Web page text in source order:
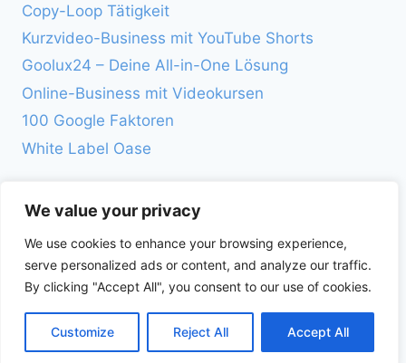
We value your privacy
We use cookies to enhance your browsing experience,
serve personalized ads or content, and analyze our traffic.
By clicking "Accept All", you consent to our use of cookies.
Customize Reject All Accept All
Copy-Loop Tätigkeit
Kurzvideo-Business mit YouTube Shorts
Goolux24 – Deine All-in-One Lösung
Online-Business mit Videokursen
100 Google Faktoren
White Label Oase
© 2026 Affiliate Marketing: Passives Einkommen
online aufbauen - WordPress Theme von
Kadence WP